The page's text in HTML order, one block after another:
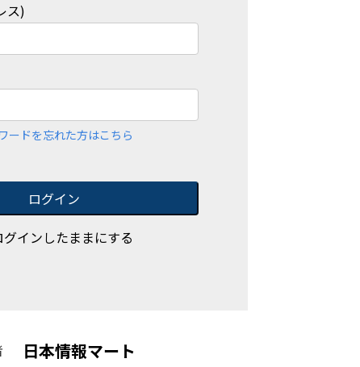
ス)
ードを忘れた方はこちら
ログイン
グインしたままにする
日本情報マート